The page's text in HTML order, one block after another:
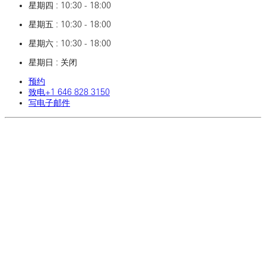
星期四 : 10:30 - 18:00
星期五 : 10:30 - 18:00
星期六 : 10:30 - 18:00
星期日 : 关闭
预约
致电‎+1‎ 646‎ 828‎ 3150
写电子邮件